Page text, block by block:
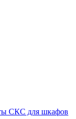
СКС для шкафов